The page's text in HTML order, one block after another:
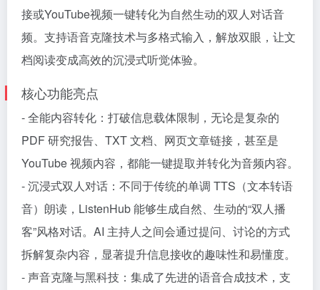
接或YouTube视频一键转化为自然生动的双人对话音
频。支持语音克隆技术与多格式输入，解放双眼，让文
档阅读变成高效的沉浸式听觉体验。
核心功能亮点
- 全能内容转化：打破信息载体限制，无论是复杂的
PDF 研究报告、TXT 文档、网页文章链接，甚至是
YouTube 视频内容，都能一键提取并转化为音频内容。
- 沉浸式双人对话：不同于传统的单调 TTS（文本转语
音）朗读，ListenHub 能够生成自然、生动的“双人播
客”风格对话。AI 主持人之间会通过提问、讨论的方式
拆解复杂内容，显著提升信息接收的趣味性和易懂度。
- 声音克隆与黑科技：集成了先进的语音合成技术，支